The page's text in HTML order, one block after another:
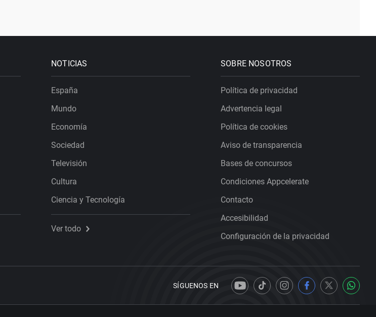
NOTICIAS
España
Mundo
Economía
Sociedad
Televisión
Cultura
Ciencia y Tecnología
Ver todo
SOBRE NOSOTROS
Política de privacidad
Advertencia legal
Política de cookies
Aviso de transparencia
Bases de concursos
Condiciones Appcelerate
Contacto
Accesibilidad
Configuración de la privacidad
SÍGUENOS EN